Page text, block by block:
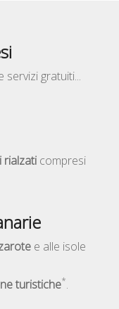
servizi gratuiti...
rialzati compresi
e alle isole
turistiche*.